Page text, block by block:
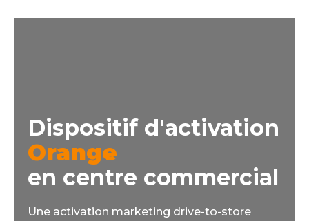
Dispositif d'activation
Orange
en centre commercial
Une activation marketing drive-to-store